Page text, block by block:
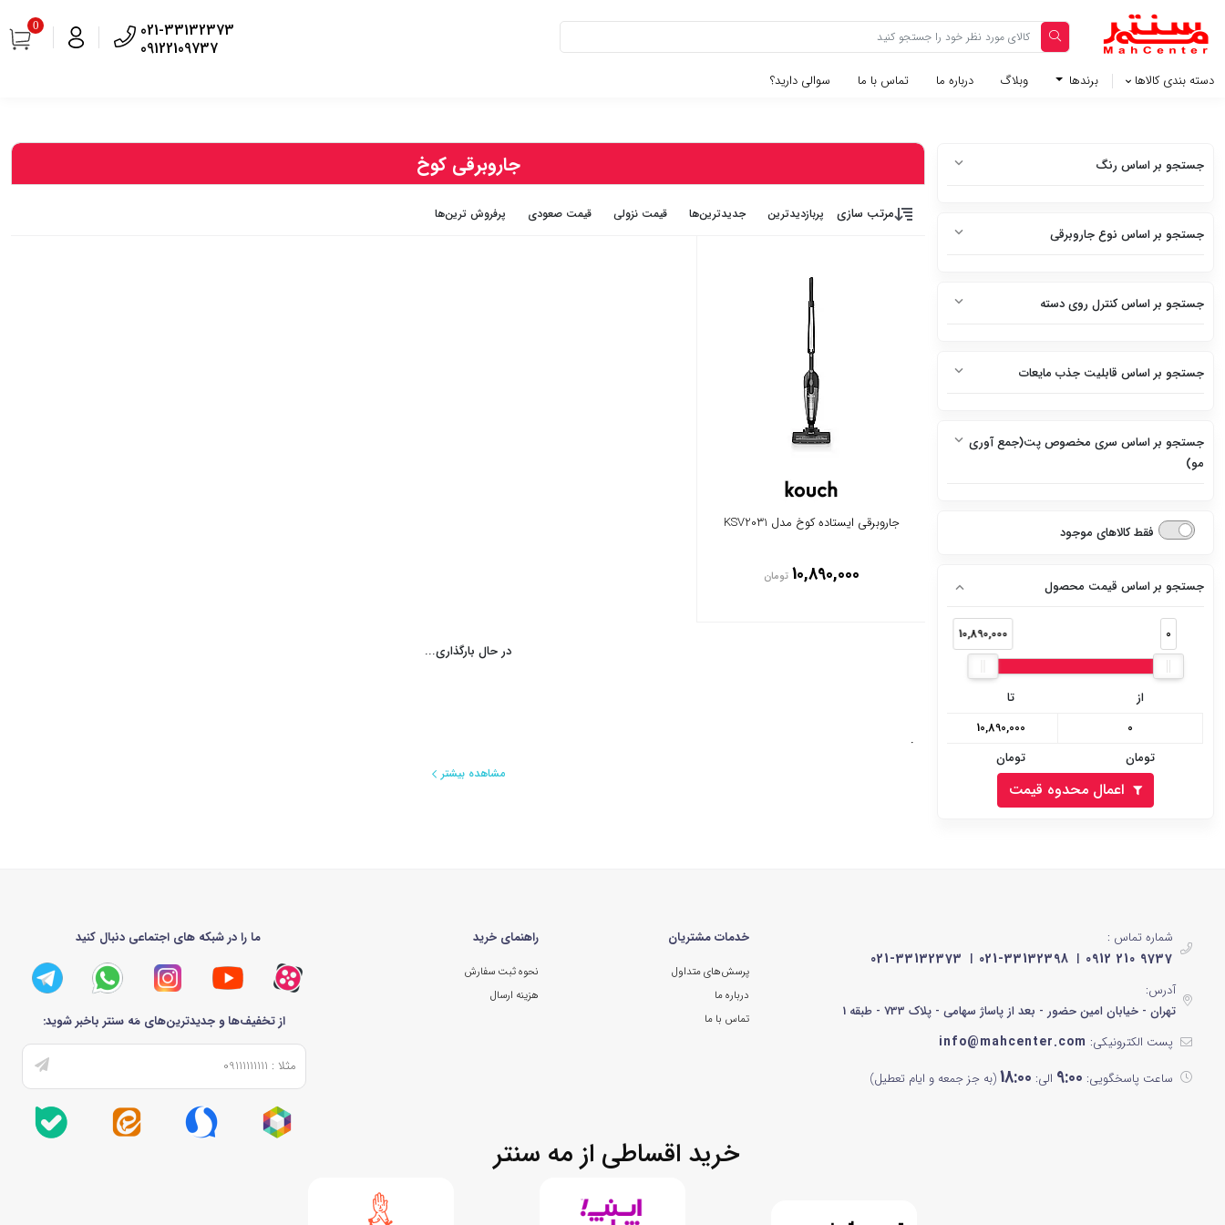
021-33132373
09122109737
0
دسته بندی کالاها برندها وبلاگ‌ درباره ما تماس با ما سوالی دارید؟
جستجو بر اساس رنگ
سفید متالیک
استیل
تیتانیوم
سفید پنل سفید
نقره ای پنل مشکی
نقره ای پنل نقره ای
استیل مشکی
مشکی
سیلور
مشکی نقره ای
جستجو بر اساس نوع جاروبرقی
مخزن دار
جستجو بر اساس کنترل روی دسته
دارد
جستجو بر اساس قابلیت جذب مایعات
ندارد
جستجو بر اساس سری مخصوص پت(جمع آوری
مو)
ندارد
فقط کالاهای موجود
جستجو بر اساس قیمت محصول
0
10,890,000
از
تومان
تا
تومان
اعمال محدوه قیمت
جاروبرقی کوخ
مرتب سازی پربازديدترين جديدترين‌ها قيمت نزولی قيمت صعودی پرفروش ترین‌ها
جاروبرقی ایستاده کوخ مدل KSV2031
10,890,000 تومان
در حال بارگذاری...
.
مشاهده بیشتر
شماره تماس :
0912 210 9737
021-33132398
021-33132373
آدرس:
تهران - خیابان امین حضور - بعد از پاساژ سهامی - پلاک 733 - طبقه 1
پست الکترونیکی: info@mahcenter.com
ساعت پاسخگویی: 9:00 الی: 18:00(به جز جمعه و ایام تعطیل)
خدمات مشتریان
پرسش‌های متداول
درباره ما
تماس با ما
راهنمای خرید
نحوه ثبت سفارش
هزینه ارسال
ما را در شبکه های اجتماعی دنبال کنید
از تخفیف‌ها و جدیدترین‌های مَه سنتر باخبر شوید:
خرید اقساطی از مه سنتر